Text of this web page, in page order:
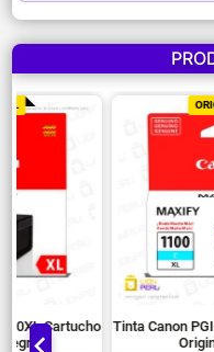
Tinta Canon PGI-1100XL
Original Negro